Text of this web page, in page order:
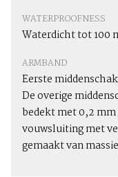
WATERPROOFNESS
Waterdicht tot 100
ARMBAND
Eerste
De overige
bedekt met 0,2
vouwsluiting met
gemaakt van